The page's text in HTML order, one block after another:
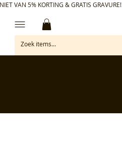
VAN 5% KORTING & GRATIS GRAVURE!